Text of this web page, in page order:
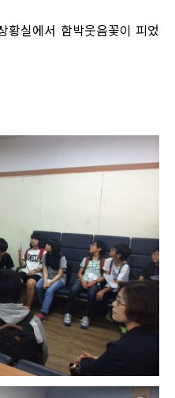
황실에서 함박웃음꽃이 피었